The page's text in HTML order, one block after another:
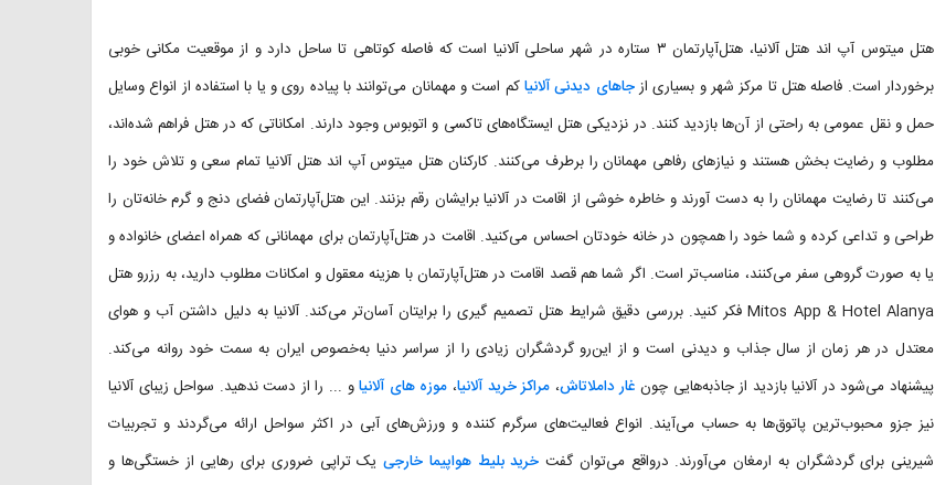
هتل میتوس آپ اند هتل آلانیا، هتل‌آپارتمان ۳ ستاره در شهر ساحلی آلانیا است که فاصله کوتاهی تا ساحل دارد و از موقعیت مکانی خوبی
برخوردار است. فاصله هتل تا مرکز شهر و بسیاری ازجاهای دیدنی آلانیاکم است و مهمانان می‌توانند با پیاده روی و یا با استفاده از انواع وسایل
حمل و نقل عمومی به راحتی از آن‌ها بازدید کنند. در نزدیکی هتل ایستگاه‌های تاکسی و اتوبوس وجود دارند. امکاناتی که در هتل فراهم شده‌اند،
مطلوب و رضایت بخش هستند و نیازهای رفاهی مهمانان را برطرف می‌کنند. کارکنان هتل میتوس آپ اند هتل آلانیا تمام سعی و تلاش خود را
می‌کنند تا رضایت مهمانان را به دست آورند و خاطره خوشی از اقامت در آلانیا برایشان رقم بزنند. این هتل‌آپارتمان فضای دنج و گرم خانه‌تان را
طراحی و تداعی کرده و شما خود را همچون در خانه خودتان احساس می‌کنید. اقامت در هتل‌آپارتمان برای مهمانانی که همراه اعضای خانواده و
یا به صورت گروهی سفر می‌کنند، مناسب‌تر است. اگر شما هم قصد اقامت در هتل‌آپارتمان با هزینه معقول و امکانات مطلوب دارید، به رزرو هتل
Mitos App & Hotel Alanya فکر کنید. بررسی دقیق شرایط هتل تصمیم گیری را برایتان آسان‌تر می‌کند. آلانیا به دلیل داشتن آب و هوای
معتدل در هر زمان از سال جذاب و دیدنی است و از این‌رو گردشگران زیادی را از سراسر دنیا به‌خصوص ایران به سمت خود روانه می‌کند.
پیشنهاد می‌شود در آلانیا بازدید از جاذبه‌هایی چون غار داملاتاش، مراکز خرید آلانیا، موزه های آلانیاو ... را از دست ندهید. سواحل زیبای آلانیا
نیز جزو محبوب‌ترین پاتوق‌ها به حساب می‌آیند. انواع فعالیت‌های سرگرم کننده و ورزش‌های آبی در اکثر سواحل ارائه می‌گردند و تجربیات
شیرینی برای گردشگران به ارمغان می‌آورند. درواقع می‌توان گفت خرید بلیط هواپیما خارجی یک تراپی ضروری برای رهایی از خستگی‌ها و